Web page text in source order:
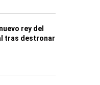
rey del
tras destronar